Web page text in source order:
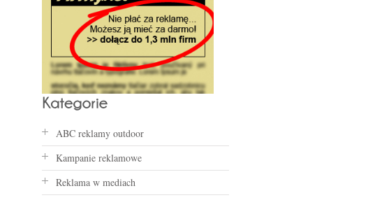
ABC reklamy outdoor
Kampanie reklamowe
Reklama w mediach